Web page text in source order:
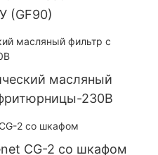
(GF90)
масляный
230В
CG-2 со шкафом